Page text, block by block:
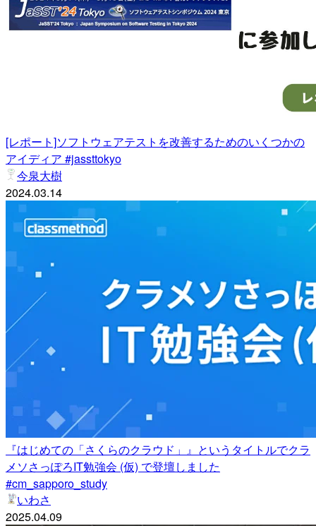
[レポート]ソフトウェアテストを改善するためのいくつかの
アイディア #jassttokyo
今泉大樹
2024.03.14
『はじめての「さくらのクラウド」』というタイトルでクラ
メソさっぽろIT勉強会 (仮) で登壇しました
#cm_sapporo_study
いわさ
2025.04.09